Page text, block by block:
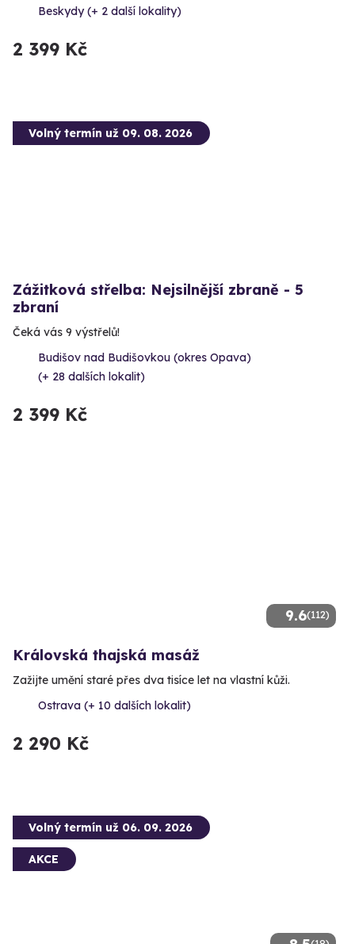
Beskydy (+ 2 další lokality)
2 399 Kč
Volný termín už 09. 08. 2026
Zážitková střelba: Nejsilnější zbraně - 5
zbraní
Čeká vás 9 výstřelů!
Budišov nad Budišovkou (okres Opava)
(+ 28 dalších lokalit)
2 399 Kč
9.6(112)
Královská thajská masáž
Zažijte umění staré přes dva tisíce let na vlastní kůži.
Ostrava (+ 10 dalších lokalit)
2 290 Kč
Volný termín už 06. 09. 2026
AKCE